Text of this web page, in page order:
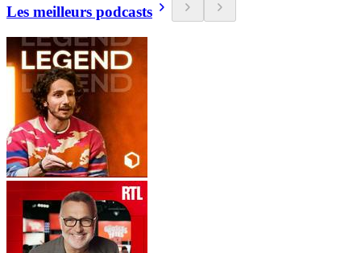
Les meilleurs podcasts